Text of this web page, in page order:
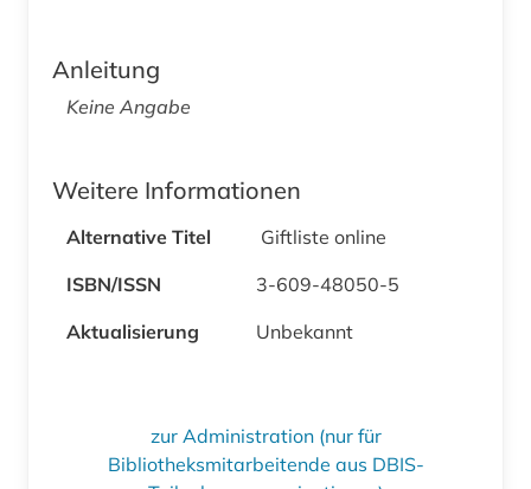
Anleitung
Keine Angabe
Weitere Informationen
Alternative Titel
Giftliste online
ISBN/ISSN
3-609-48050-5
Aktualisierung
Unbekannt
zur Administration (nur für
Bibliotheksmitarbeitende aus DBIS-